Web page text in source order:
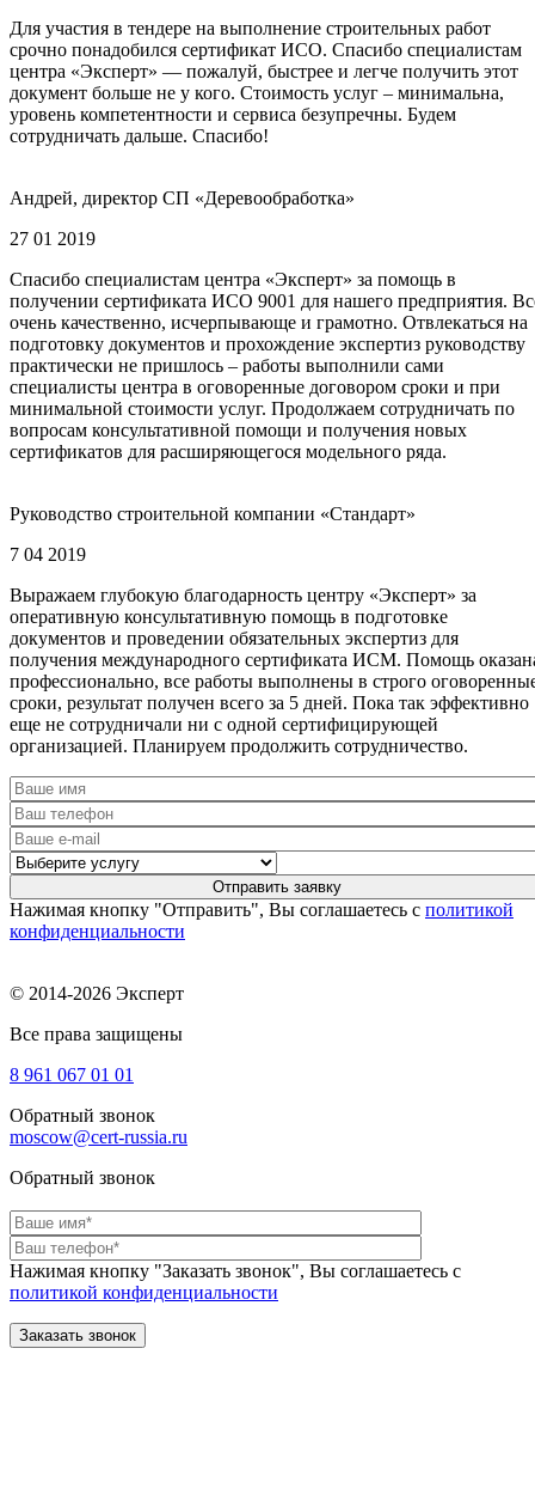
Для участия в тендере на выполнение строительных работ
срочно понадобился сертификат ИСО. Спасибо специалистам
центра «Эксперт» — пожалуй, быстрее и легче получить этот
документ больше не у кого. Стоимость услуг – минимальна,
уровень компетентности и сервиса безупречны. Будем
сотрудничать дальше. Спасибо!
Андрей, директор СП «Деревообработка»
27 01 2019
Спасибо специалистам центра «Эксперт» за помощь в
получении сертификата ИСО 9001 для нашего предприятия.
очень качественно, исчерпывающе и грамотно. Отвлекаться на
подготовку документов и прохождение экспертиз руководству
практически не пришлось – работы выполнили сами
специалисты центра в оговоренные договором сроки и при
минимальной стоимости услуг. Продолжаем сотрудничать по
вопросам консультативной помощи и получения новых
сертификатов для расширяющегося модельного ряда.
Руководство строительной компании «Стандарт»
7 04 2019
Выражаем глубокую благодарность центру «Эксперт» за
оперативную консультативную помощь в подготовке
документов и проведении обязательных экспертиз для
получения международного сертификата ИСМ. Помощь
профессионально, все работы выполнены в строго
сроки, результат получен всего за 5 дней. Пока так эффективно
еще не сотрудничали ни с одной сертифицирующей
организацией. Планируем продолжить сотрудничество.
Нажимая кнопку "Отправить", Вы соглашаетесь с политикой
конфиденциальности
© 2014-2026 Эксперт
Все права защищены
8 961 067 01 01
Обратный звонок
moscow@cert-russia.ru
Обратный звонок
Нажимая кнопку "Заказать звонок", Вы соглашаетесь с
политикой конфиденциальности